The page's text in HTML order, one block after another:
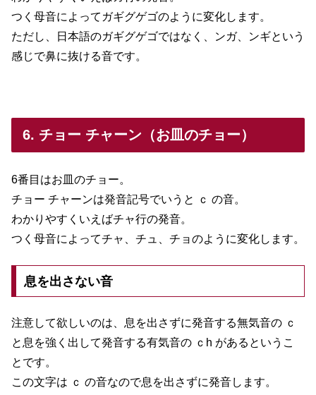
つく母音によってガギグゲゴのように変化します。
ただし、日本語のガギグゲゴではなく、ンガ、ンギという
感じで鼻に抜ける音です。
6. チョー チャーン（お皿のチョー）
6番目はお皿のチョー。
チョー チャーンは発音記号でいうと ｃ の音。
わかりやすくいえばチャ行の発音。
つく母音によってチャ、チュ、チョのように変化します。
息を出さない音
注意して欲しいのは、息を出さずに発音する無気音の ｃ
と息を強く出して発音する有気音の ｃh があるというこ
とです。
この文字は ｃ の音なので息を出さずに発音します。